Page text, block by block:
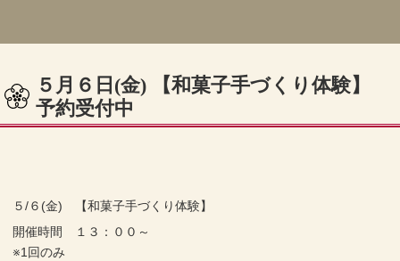
５月６日(金) 【和菓子手づくり体験】
予約受付中
５/６(金) 【和菓子手づくり体験】
開催時間 １３：００～
※1回のみ